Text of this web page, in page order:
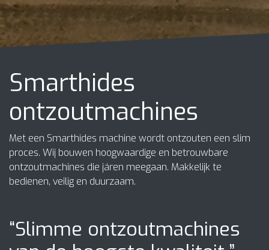
Smarthides
ontzoutmachines
Met een Smarthides machine wordt ontzouten een slim
proces. Wij bouwen hoogwaardige en betrouwbare
ontzoutmachines die járen meegaan. Makkelijk te
bedienen, veilig en duurzaam.
“Slimme ontzoutmachines